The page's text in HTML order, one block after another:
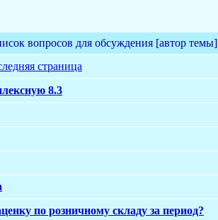
вопросов для обсуждения [автор темы]
страница
8.3
по розничному складу за период?